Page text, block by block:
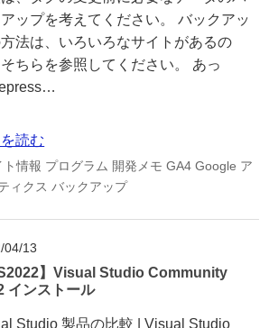
ップを考えてください。 バックアッ
法は、いろいろなサイトがあるの
ちらを参照してください。 あっ
読む
ト情報 プログラム 開発メモ GA4 Google ア
ィクス バックアップ
04/13
】Visual Studio Community
インストール
Studio 製品の比較 | Visual Studio